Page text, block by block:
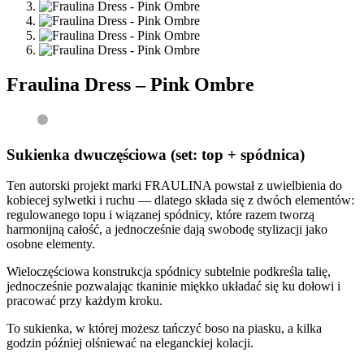
Fraulina Dress – Pink Ombre
Sukienka dwuczęściowa (set: top + spódnica)
Ten autorski projekt marki FRAULINA powstał z uwielbienia do
kobiecej sylwetki i ruchu — dlatego składa się z dwóch elementów:
regulowanego topu i wiązanej spódnicy, które razem tworzą
harmonijną całość, a jednocześnie dają swobodę stylizacji jako
osobne elementy.
Wieloczęściowa konstrukcja spódnicy subtelnie podkreśla talię,
jednocześnie pozwalając tkaninie miękko układać się ku dołowi i
pracować przy każdym kroku.
To sukienka, w której możesz tańczyć boso na piasku, a kilka
godzin później olśniewać na eleganckiej kolacji.